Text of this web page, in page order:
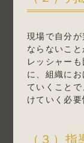
現場で自分
ならないこ
レッシャー
に、組織に
ていくこと
けていく必要
（３）指